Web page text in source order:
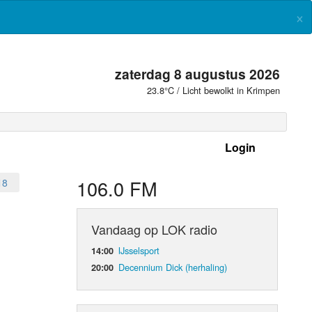
×
zaterdag 8 augustus 2026
23.8°C / Licht bewolkt in Krimpen
Login
106.0 FM
Vandaag op LOK radio
14:00 IJsselsport
20:00 Decennium Dick (herhaling)